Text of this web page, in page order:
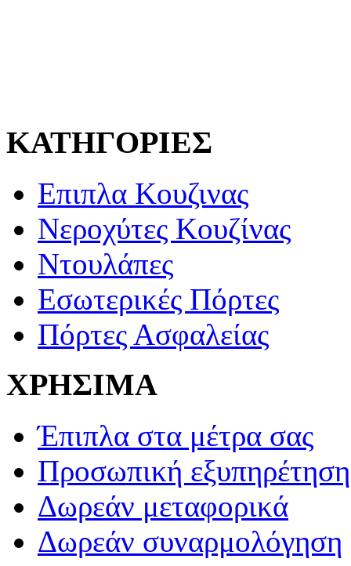
ΚΑΤΗΓΟΡΙΕΣ
Επιπλα Κουζινας
Νεροχύτες Κουζίνας
Ντουλάπες
Εσωτερικές Πόρτες
Πόρτες Ασφαλείας
ΧΡΗΣΙΜΑ
Έπιπλα στα μέτρα σας
Προσωπική εξυπηρέτηση
Δωρεάν μεταφορικά
Δωρεάν συναρμολόγηση